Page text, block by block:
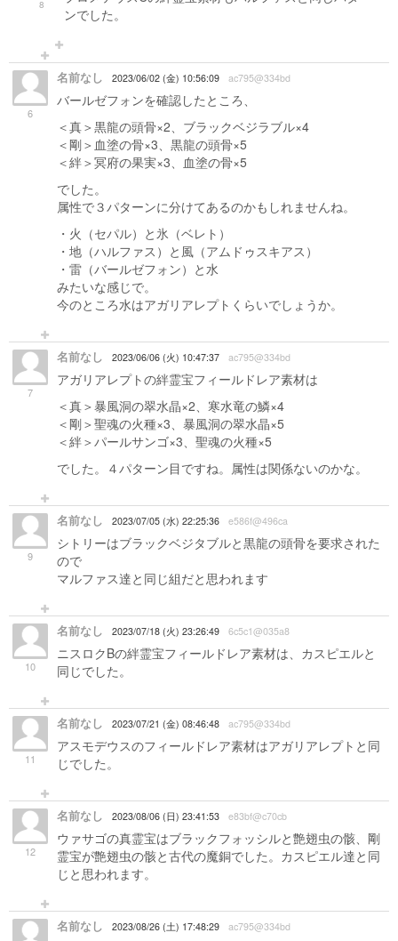
8
ンでした。
6
名前なし 2023/06/02 (金) 10:56:09 ac795@334bd
バールゼフォンを確認したところ、
＜真＞黒龍の頭骨×2、ブラックベジラブル×4
＜剛＞血塗の骨×3、黒龍の頭骨×5
＜絆＞冥府の果実×3、血塗の骨×5
でした。
属性で３パターンに分けてあるのかもしれませんね。
・火（セパル）と氷（ベレト）
・地（ハルファス）と風（アムドゥスキアス）
・雷（バールゼフォン）と水
みたいな感じで。
今のところ水はアガリアレプトくらいでしょうか。
7
名前なし 2023/06/06 (火) 10:47:37 ac795@334bd
アガリアレプトの絆霊宝フィールドレア素材は
＜真＞暴風洞の翠水晶×2、寒水竜の鱗×4
＜剛＞聖魂の火種×3、暴風洞の翠水晶×5
＜絆＞パールサンゴ×3、聖魂の火種×5
でした。４パターン目ですね。属性は関係ないのかな。
9
名前なし 2023/07/05 (水) 22:25:36 e586f@496ca
シトリーはブラックベジタブルと黒龍の頭骨を要求された
ので
マルファス達と同じ組だと思われます
10
名前なし 2023/07/18 (火) 23:26:49 6c5c1@035a8
ニスロクBの絆霊宝フィールドレア素材は、カスピエルと
同じでした。
11
名前なし 2023/07/21 (金) 08:46:48 ac795@334bd
アスモデウスのフィールドレア素材はアガリアレプトと同
じでした。
12
名前なし 2023/08/06 (日) 23:41:53 e83bf@c70cb
ウァサゴの真霊宝はブラックフォッシルと艶翅虫の骸、剛
霊宝が艶翅虫の骸と古代の魔銅でした。カスピエル達と同
じと思われます。
名前なし 2023/08/26 (土) 17:48:29 ac795@334bd